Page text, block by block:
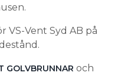
VS-Vent Syd AB på
GOLVBRUNNAR och